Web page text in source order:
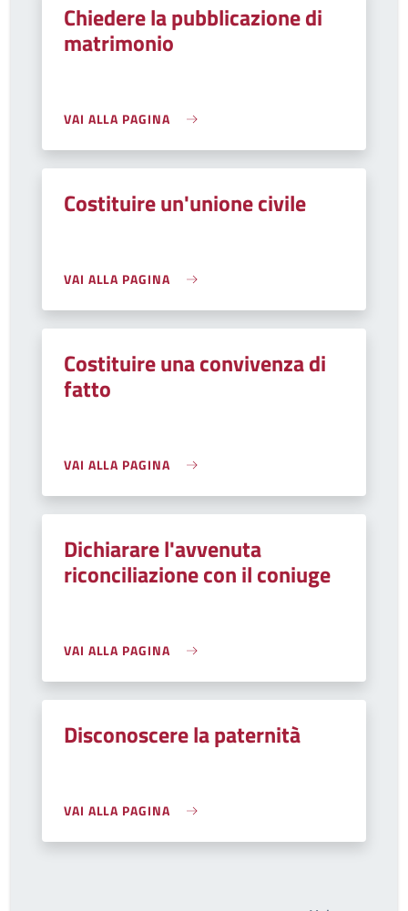
Chiedere la pubblicazione di
matrimonio
VAI ALLA PAGINA
Costituire un'unione civile
VAI ALLA PAGINA
Costituire una convivenza di
fatto
VAI ALLA PAGINA
Dichiarare l'avvenuta
riconciliazione con il coniuge
VAI ALLA PAGINA
Disconoscere la paternità
VAI ALLA PAGINA